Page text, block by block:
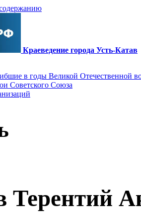
Краеведение города Усть-Катав
в годы Великой Отечественной
Советского Союза
Терентий